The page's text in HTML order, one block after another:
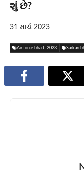
શું છે?
31 માર્ચ 2023
Air force bharti 2023 Sarkari